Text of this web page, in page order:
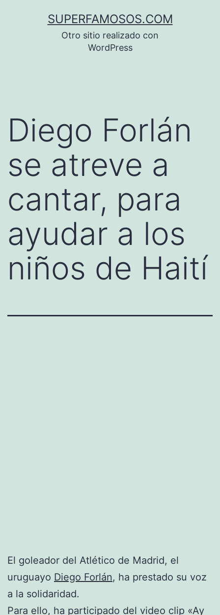
SUPERFAMOSOS.COM
Otro sitio realizado con
WordPress
Diego Forlán
se atreve a
cantar, para
ayudar a los
niños de Haití
El goleador del Atlético de Madrid, el
uruguayo Diego Forlán, ha prestado su voz
a la solidaridad.
Para ello, ha participado del video clip «Ay